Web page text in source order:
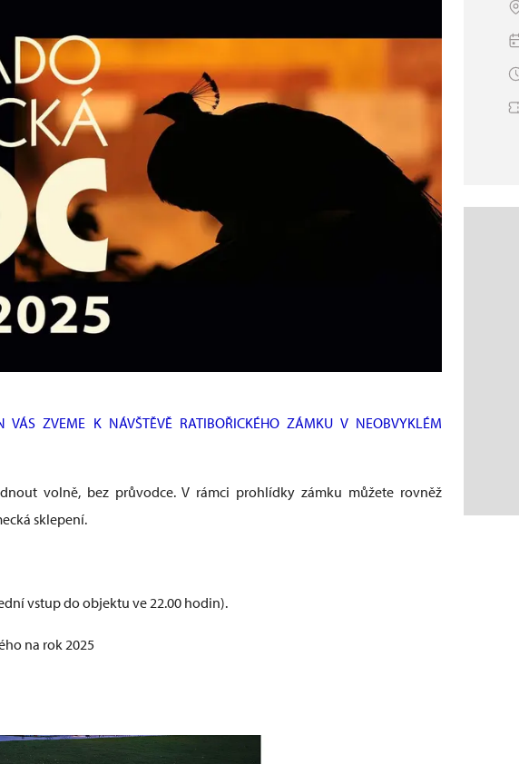
ZVEME K NÁVŠTĚVĚ RATIBOŘICKÉHO ZÁMKU V NEOBVYKLÉM
volně, bez průvodce. V rámci prohlídky zámku můžete rovněž
sklepení.
vstup do objektu ve 22.00 hodin).
na rok 2025